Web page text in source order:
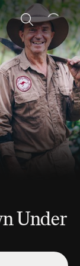
Sök
Under